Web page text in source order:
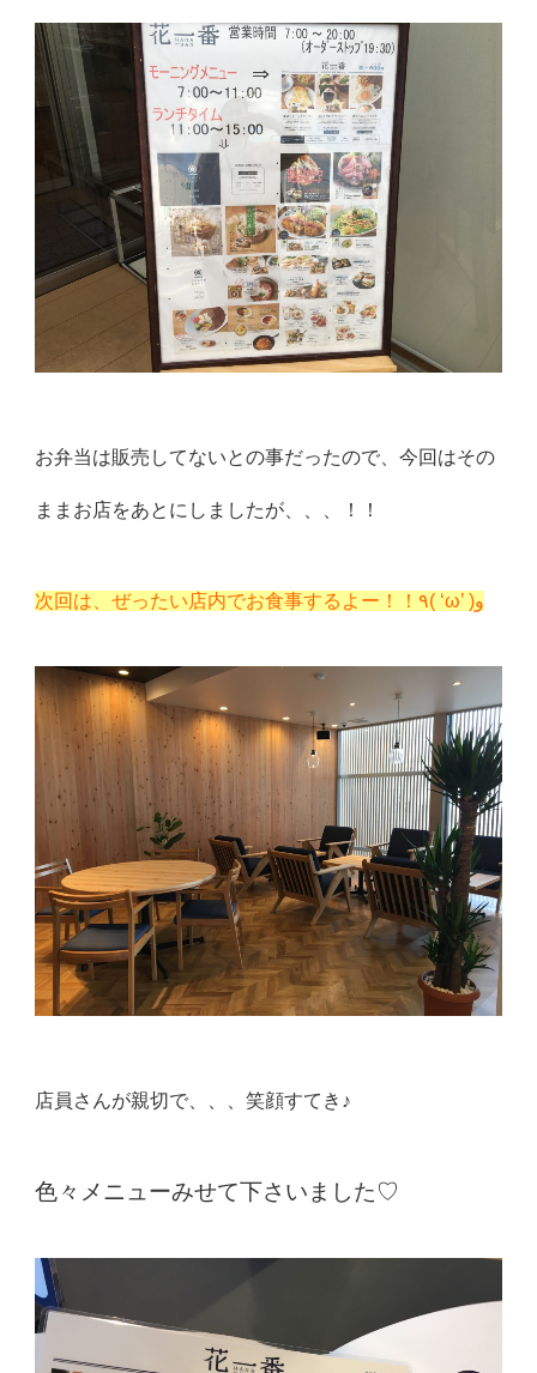
お弁当は販売してないとの事だったので、今回はその
ままお店をあとにしましたが、、、！！
次回は、ぜったい店内でお食事するよー！！٩( ‘ω’ )و
店員さんが親切で、、、笑顔すてき♪
色々メニューみせて下さいました♡